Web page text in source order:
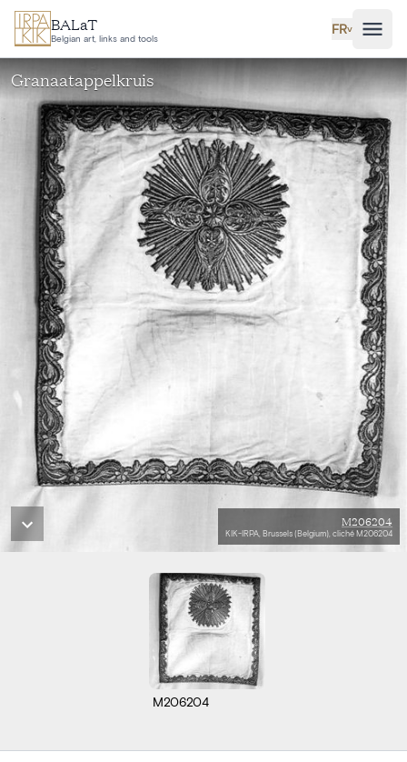
Aller au contenu principal
BALaT
Belgian art, links and tools
FR˅
Granaatappelkruis
M206204
KIK-IRPA, Brussels (Belgium), cliché M206204
M206204